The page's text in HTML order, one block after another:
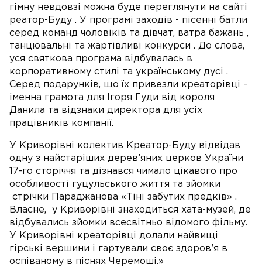
гімну невдовзі можна буде переглянути на сайті
реатор-Буду . У програмі заходів - пісенні батли
серед команд чоловіків та дівчат, ватра бажань ,
танцювальні та жартівливі конкурси . До слова,
уся святкова програма відбувалась в
корпоративному стилі та українському дусі .
Серед подарунків, що їх привезли креаторівці –
іменна грамота для Ігоря Гуди від короля
Данила та відзнаки директора для усіх
працівників компанії.
У Криворівні колектив Креатор-Буду відвідав
одну з найстаріших дерев’яних церков України
17-го сторіччя та дізнався чимало цікавого про
особливості гуцульського життя та зйомки
стрічки Параджанова «Тіні забутих предків» .
Власне, у Криворівні знаходиться хата-музей, де
відбувались зйомки всесвітньо відомого фільму.
У Криворівні креаторівці долали найвищі
гірські вершини і гартували своє здоров’я в
оспіваному в піснях Черемоші.»